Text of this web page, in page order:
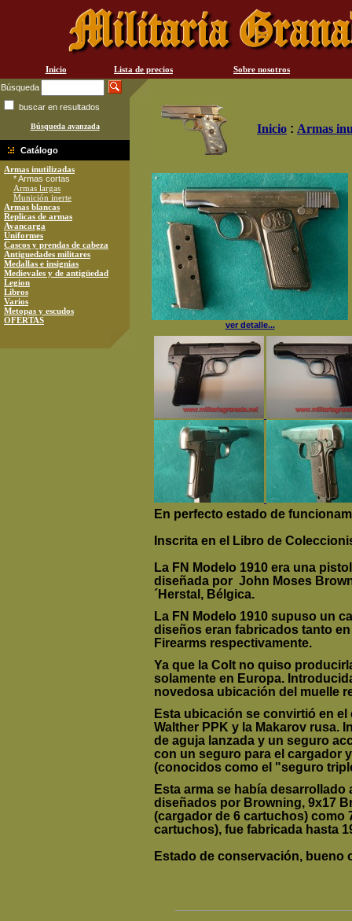
Inicio Lista de precios
Sobre nosotros
Búsqueda
buscar en resultados
Búsqueda avanzada
Catálogo
Armas inutilizadas
* Armas cortas
Armas largas
Munición inerte
Armas blancas
Replicas de armas
Avancarga
Uniformes
Cascos y prendas de cabeza
Antiguedades militares
Medallas e insignias
Medievales y de antigüedad
Legion
Libros
Varios
Metopas y escudos
OFERTAS
Inicio : Armas
ver detalle...
En perfecto estado de
Inscrita en el Libro de
La FN Modelo 1910 era una
diseñada por John Moses
´Herstal, Bélgica.
La FN Modelo 1910 supuso un
diseños eran fabricados tanto
Firearms respectivamente.
Ya que la Colt no quiso
solamente en Europa.
novedosa ubicación del muelle
Esta ubicación se convirtió en
Walther PPK y la Makarov rusa.
de aguja lanzada y un seguro
con un seguro para el cargador
(conocidos como el "seguro
Esta arma se había
diseñados por Browning, 9x17
(cargador de 6 cartuchos) como
cartuchos), fue fabricada hasta
Estado de conservación, bueno